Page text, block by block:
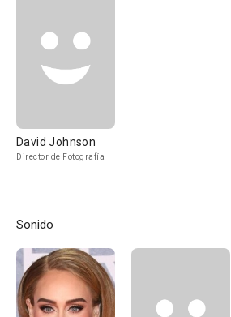
David Johnson
Director de Fotografía
Sonido